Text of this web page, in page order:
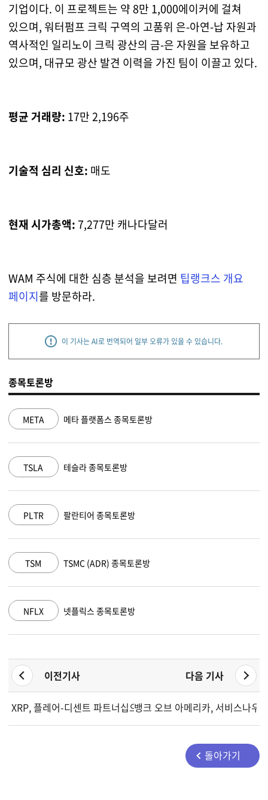
기업이다. 이 프로젝트는 약 8만 1,000에이커에 걸쳐
있으며, 워터펌프 크릭 구역의 고품위 은-아연-납 자원과
역사적인 일리노이 크릭 광산의 금-은 자원을 보유하고
있으며, 대규모 광산 발견 이력을 가진 팀이 이끌고 있다.
평균 거래량: 17만 2,196주
기술적 심리 신호: 매도
현재 시가총액:7,277만 캐나다달러
WAM 주식에 대한 심층 분석을 보려면 팁랭크스 개요
페이지를 방문하라.
이 기사는 AI로 번역되어 일부 오류가 있을 수 있습니다.
종목토론방
메타 플랫폼스 종목토론방
TSLA 테슬라 종목토론방
팔란티어 종목토론방
TSM TSMC (ADR) 종목토론방
넷플릭스 종목토론방
이전기사 다음 기사
XRP, 플레어-디센트 파트너십으로 주요 수익 옵션 확대하며 반
뱅크 오브 아메리카, 서비스나우
돌아가기